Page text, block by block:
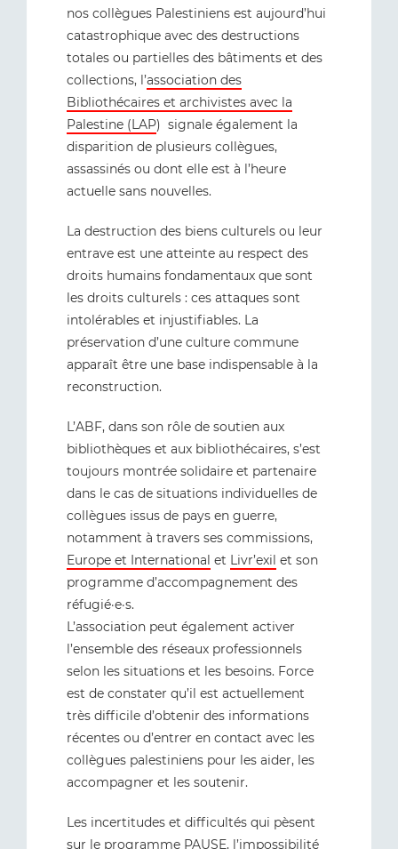
nos collègues Palestiniens est aujourd’hui
catastrophique avec des destructions
totales ou partielles des bâtiments et des
collections, l’association des
Bibliothécaires et archivistes avec la
Palestine (LAP) signale également la
disparition de plusieurs collègues,
assassinés ou dont elle est à l’heure
actuelle sans nouvelles.
La destruction des biens culturels ou leur
entrave est une atteinte au respect des
droits humains fondamentaux que sont
les droits culturels : ces attaques sont
intolérables et injustifiables. La
préservation d’une culture commune
apparaît être une base indispensable à la
reconstruction.
L’ABF, dans son rôle de soutien aux
bibliothèques et aux bibliothécaires, s’est
toujours montrée solidaire et partenaire
dans le cas de situations individuelles de
collègues issus de pays en guerre,
notamment à travers ses commissions,
Europe et International et Livr’exil et son
programme d’accompagnement des
réfugié·e·s.
L’association peut également activer
l’ensemble des réseaux professionnels
selon les situations et les besoins. Force
est de constater qu’il est actuellement
très difficile d’obtenir des informations
récentes ou d’entrer en contact avec les
collègues palestiniens pour les aider, les
accompagner et les soutenir.
Les incertitudes et difficultés qui pèsent
sur le programme PAUSE, l’impossibilité